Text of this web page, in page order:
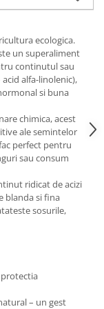
ecologica.
un superaliment
continutul sau
acid alfa-linolenic),
si buna
chimica, acest
ale semintelor
perfect pentru
sau consum
ridicat de acizi
blanda si fina
sosurile,
– un gest